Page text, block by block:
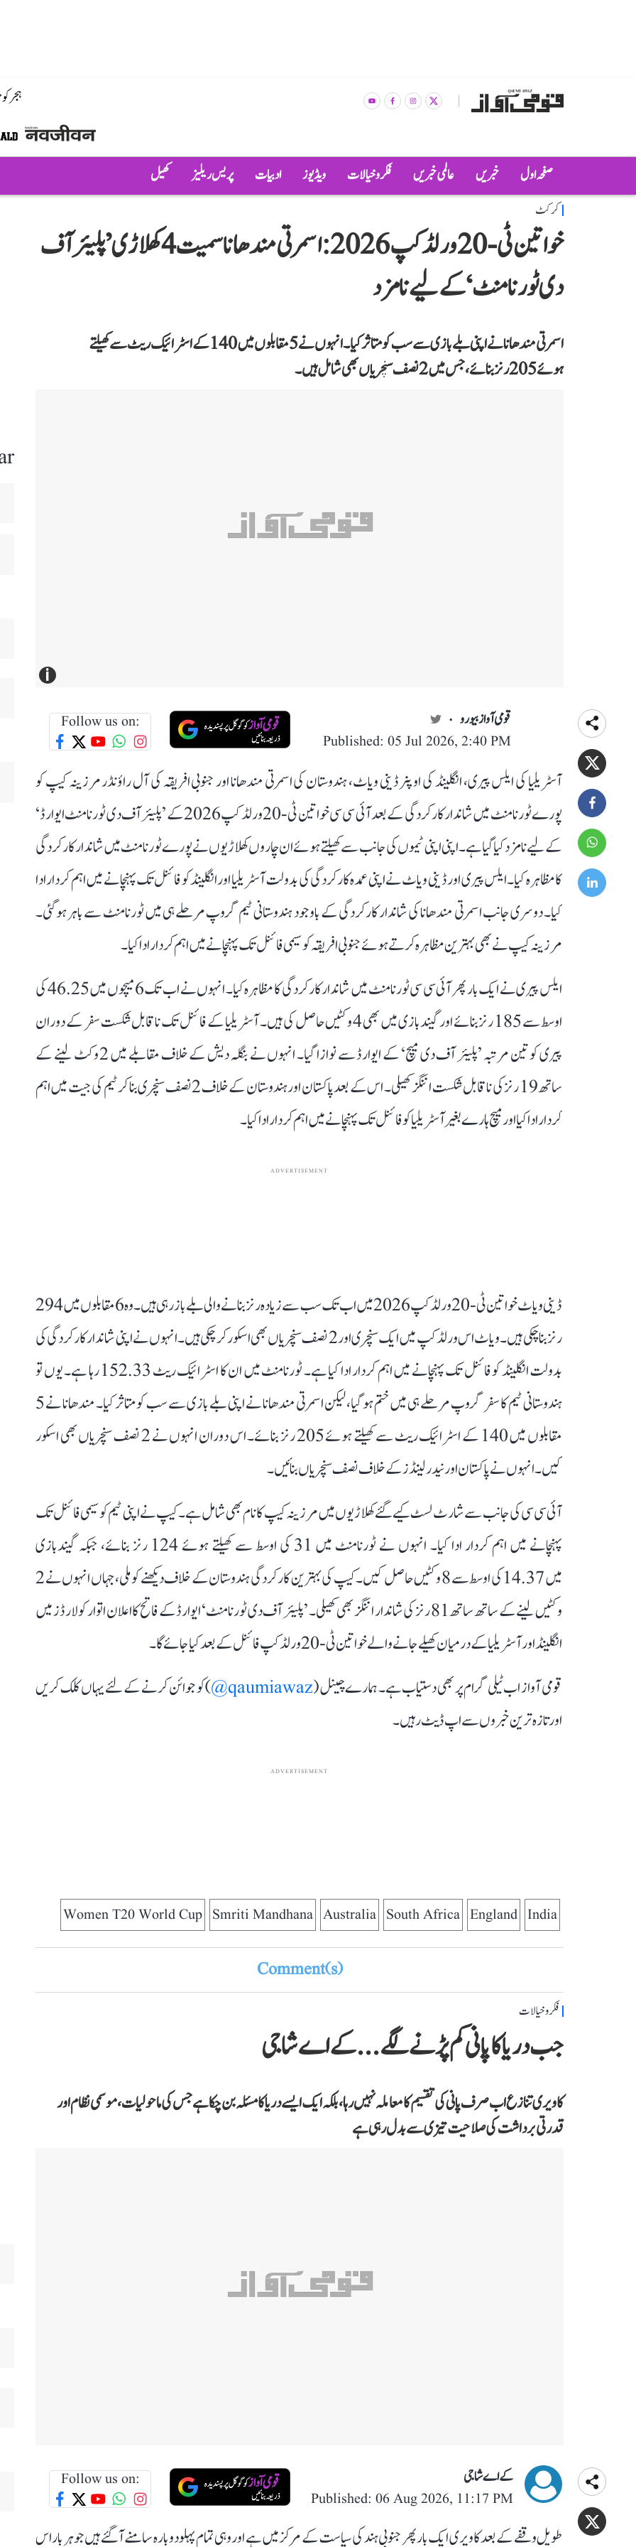
ہجر
صفحہ اول خبریں عالمی خبریں فکر و خیالات ویڈیوز ادبیات پریس ریلیز کھیل
کرکٹ
خواتین ٹی-20 ورلڈ کپ 2026: اسمرتی مندھانا سمیت 4 کھلاڑی ’پلیئر آف
دی ٹورنامنٹ‘ کے لیے نامزد
اسمرتی مندھانا نے اپنی بلے بازی سے سب کو متاثر کیا۔ انہوں نے 5 مقابلوں میں 140 کے اسٹرائیک ریٹ سے کھیلتے
ہوئے 205 رنز بنائے، جس میں 2 نصف سنچریاں بھی شامل ہیں۔
i
قومی آواز بیورو
Published: 05 Jul 2026, 2:40 PM
Follow us on:
آسٹریلیا کی ایلس پیری، انگلینڈ کی اوپنر ڈینی ویاٹ، ہندوستان کی اسمرتی مندھانا اور جنوبی افریقہ کی آل راؤنڈر مرزینہ کیپ کو
پورے ٹورنامنٹ میں شاندار کارکردگی کے بعد آئی سی سی خواتین ٹی-20 ورلڈ کپ 2026 کے ’پلیئر آف دی ٹورنامنٹ ایوارڈ‘
کے لیے نامزد کیا گیا ہے۔ اپنی اپنی ٹیموں کی جانب سے کھیلتے ہوئے ان چاروں کھلاڑیوں نے پورے ٹورنامنٹ میں شاندار کارکردگی
کا مظاہرہ کیا۔ ایلس پیری اور ڈینی ویاٹ نے اپنی عمدہ کارکردگی کی بدولت آسٹریلیا اور انگلینڈ کو فائنل تک پہنچانے میں اہم کردار ادا
کیا۔ دوسری جانب اسمرتی مندھانا کی شاندار کارکردگی کے باوجود ہندوستانی ٹیم گروپ مرحلے ہی میں ٹورنامنٹ سے باہر ہو گئی۔
مرزینہ کیپ نے بھی بہترین مظاہرہ کرتے ہوئے جنوبی افریقہ کو سیمی فائنل تک پہنچانے میں اہم کردار ادا کیا۔
ایلس پیری نے ایک بار پھر آئی سی سی ٹورنامنٹ میں شاندار کارکردگی کا مظاہرہ کیا۔ انہوں نے اب تک 6میچوں میں 46.25 کی
اوسط سے 185 رنز بنائے اور گیندبازی میں بھی 4 وکٹیں حاصل کی ہیں۔ آسٹریلیا کے فائنل تک ناقابل شکست سفر کے دوران
پیری کو تین مرتبہ ’پلیئر آف دی میچ‘ کے ایوارڈ سے نوازا گیا۔ انہوں نے بنگلہ دیش کے خلاف مقابلے میں 2 وکٹ لینے کے
ساتھ 19 رنز کی ناقابل شکست اننگز کھیلی۔ اس کے بعد پاکستان اور ہندوستان کے خلاف 2 نصف سنچری بنا کر ٹیم کی جیت میں اہم
کردار ادا کیا اور میچ ہارے بغیر آسٹریلیا کو فائنل تک پہنچانے میں اہم کردار ادا کیا۔
ADVERTISEMENT
ڈینی ویاٹ خواتین ٹی-20 ورلڈ کپ 2026 میں اب تک سب سے زیادہ رنز بنانے والی بلے باز رہی ہیں۔ وہ 6 مقابلوں میں 294
رنز بنا چکی ہیں۔ ویاٹ اس ورلڈ کپ میں ایک سنچری اور 2 نصف سنچریاں بھی اسکور کر چکی ہیں۔ انہوں نے اپنی شاندار کارکردگی کی
بدولت انگلینڈ کو فائنل تک پہنچانے میں اہم کردار ادا کیا ہے۔ ٹورنامنٹ میں ان کا اسٹرائیک ریٹ 152.33 رہا ہے۔ یوں تو
ہندوستانی ٹیم کا سفر گروپ مرحلے ہی میں ختم ہو گیا، لیکن اسمرتی مندھانا نے اپنی بلے بازی سے سب کو متاثر کیا۔ مندھانا نے 5
مقابلوں میں 140 کے اسٹرائیک ریٹ سے کھیلتے ہوئے 205 رنز بنائے۔ اس دوران انہوں نے 2 نصف سنچریاں بھی اسکور
کیں۔ انہوں نے پاکستان اور نیدرلینڈز کے خلاف نصف سنچریاں بنائیں۔
آئی سی سی کی جانب سے شارٹ لسٹ کیے گئے کھلاڑیوں میں مرزینہ کیپ کا نام بھی شامل ہے۔ کیپ نے اپنی ٹیم کو سیمی فائنل تک
پہنچانے میں اہم کردار ادا کیا۔ انہوں نے ٹورنامنٹ میں 31 کی اوسط سے کھیلتے ہوئے 124 رنز بنائے، جبکہ گیندبازی
میں 14.37 کی اوسط سے 8 وکٹیں حاصل کیں۔ کیپ کی بہترین کارکردگی ہندوستان کے خلاف دیکھنے کو ملی، جہاں انہوں نے 2
وکٹیں لینے کے ساتھ ساتھ 81 رنز کی شاندار اننگز بھی کھیلی۔ ’پلیئر آف دی ٹورنامنٹ‘ ایوارڈ کے فاتح کا اعلان اتوار کو لارڈز میں
انگلینڈ اور آسٹریلیا کے درمیان کھیلے جانے والے خواتین ٹی-20 ورلڈ کپ فائنل کے بعد کیا جائے گا۔
قومی آواز اب ٹیلی گرام پر بھی دستیاب ہے۔ ہمارے چینل (qaumiawaz@
) کو جوائن کرنے کے لئے یہاں کلک کریں
اور تازہ ترین خبروں سے اپ ڈیٹ رہیں۔
ADVERTISEMENT
India
England
South Africa
Australia
Smriti Mandhana
Women T20 World Cup
Comment(s)
فکر و خیالات
جب دریا کا پانی کم پڑنے لگے...کے اے شاجی
کاویری تنازع اب صرف پانی کی تقسیم کا معاملہ نہیں رہا، بلکہ ایک ایسے دریا کا مسئلہ بن چکا ہے جس کی ماحولیات، موسمی نظام اور
قدرتی برداشت کی صلاحیت تیزی سے بدل رہی ہے
کے اے شاجی
Published: 06 Aug 2026, 11:17 PM
Follow us on:
طویل وقفے کے بعد کاویری ایک بار پھر جنوبی ہند کی سیاست کے مرکز میں ہے اور وہی تمام پہلو دوبارہ سامنے آ گئے ہیں جو ہر بار اس